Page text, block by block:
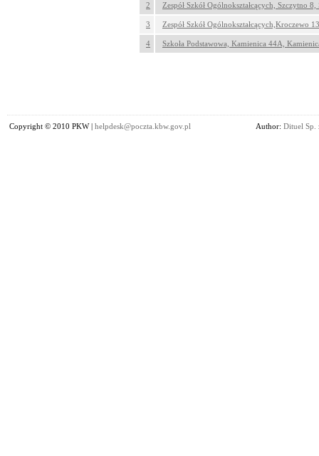
2 Zespół Szkół Ogólnokształcących, Szczytno
3 Zespół Szkół Ogólnokształcących,Kroczewo
4 Szkoła Podstawowa, Kamienica 44A,
Copyright © 2010 PKW | helpdesk@poczta.kbw.gov.pl Author: Dituel Sp.